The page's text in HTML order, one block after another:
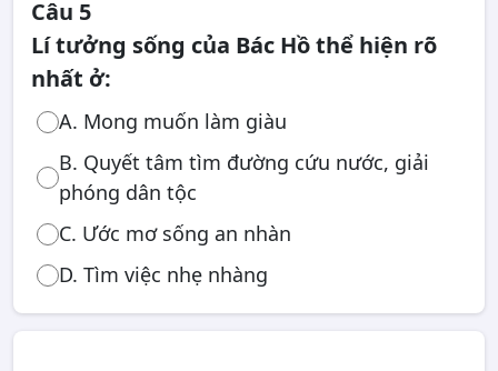
Câu 5
Lí tưởng sống của Bác Hồ thể hiện rõ
nhất ở:
A. Mong muốn làm giàu
B. Quyết tâm tìm đường cứu nước, giải
phóng dân tộc
C. Ước mơ sống an nhàn
D. Tìm việc nhẹ nhàng